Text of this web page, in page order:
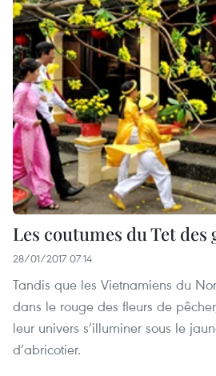
Les coutumes du Tet des
28/01/2017 07:14
Tandis que les Vietnamiens du
dans le rouge des fleurs de
leur univers s’illuminer sous le
d’abricotier.